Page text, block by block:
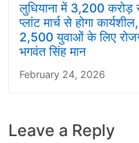
लुधियाना में 3,200 करोड़
प्लांट मार्च से होगा
2,500 युवाओं के लिए
भगवंत सिंह मान
February 24, 2026
Leave a Reply